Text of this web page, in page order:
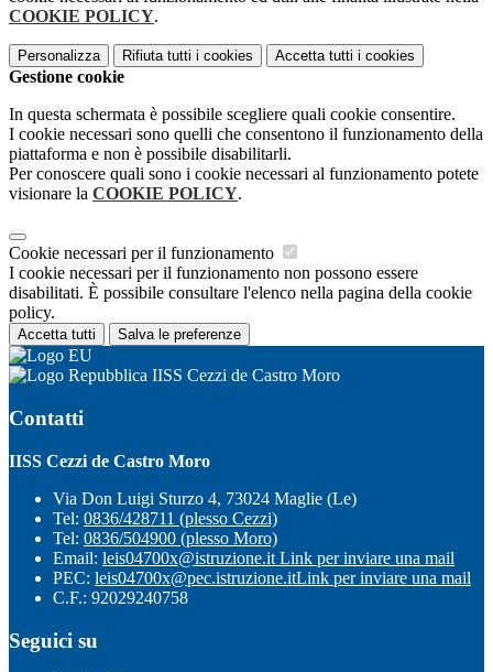
COOKIE POLICY.
Personalizza Rifiuta tutti i cookies Accetta tutti i cookies
Gestione cookie
In questa schermata è possibile scegliere quali cookie consentire.
I cookie necessari sono quelli che consentono il funzionamento della
piattaforma e non è possibile disabilitarli.
Per conoscere quali sono i cookie necessari al funzionamento potete
visionare la COOKIE POLICY.
Cookie necessari per il funzionamento
I cookie necessari per il funzionamento non possono essere
disabilitati. È possibile consultare l'elenco nella pagina della cookie
policy.
Accetta tutti Salva le preferenze
IISS Cezzi de Castro Moro
Contatti
IISS Cezzi de Castro Moro
Via Don Luigi Sturzo 4, 73024 Maglie (Le)
Tel: 0836/428711 (plesso Cezzi)
Tel: 0836/504900 (plesso Moro)
Email: leis04700x@istruzione.it Link per inviare una mail
PEC: leis04700x@pec.istruzione.itLink per inviare una mail
C.F.: 92029240758
Seguici su